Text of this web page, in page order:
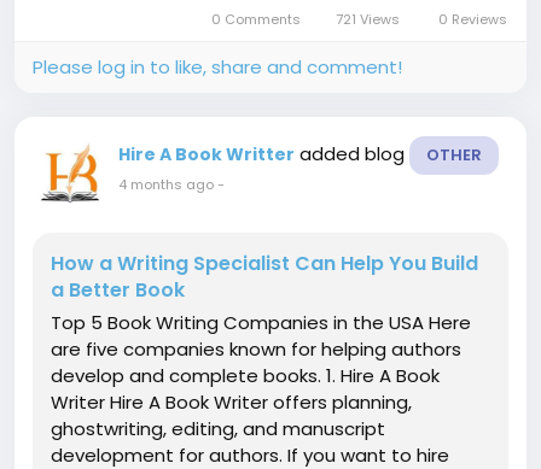
0 Comments 721 Views 0 Reviews
Please log in to like, share and comment!
Hire A Book Writter added blog OTHER
4 months ago-
How a Writing Specialist Can Help You Build
a Better Book
Top 5 Book Writing Companies in the USA Here
are five companies known for helping authors
develop and complete books. 1. Hire A Book
Writer Hire A Book Writer offers planning,
ghostwriting, editing, and manuscript
development for authors. If you want to hire